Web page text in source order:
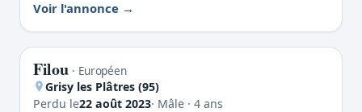
Voir l'annonce
PERDU
Filou · Européen
Grisy les Plâtres (95)
Perdu le22 août 2023· Mâle · 4 ans